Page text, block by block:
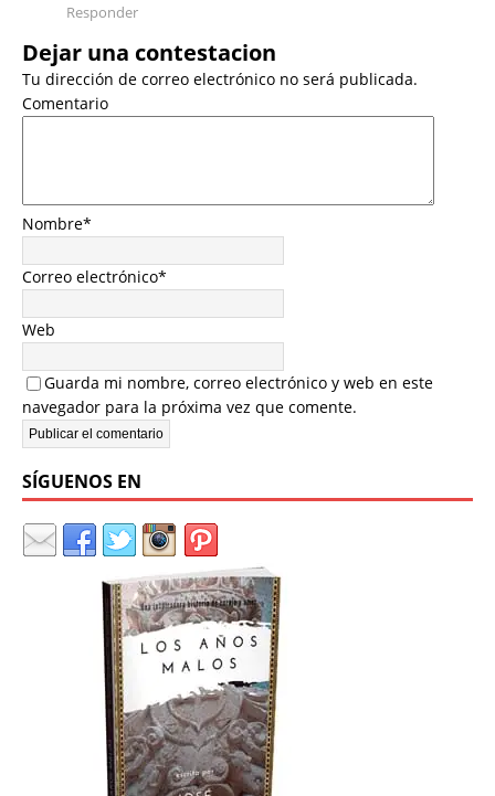
Responder
Dejar una contestacion
Tu dirección de correo electrónico no será publicada.
Comentario
Nombre*
Correo electrónico*
Web
Guarda mi nombre, correo electrónico y web en este
navegador para la próxima vez que comente.
SÍGUENOS EN